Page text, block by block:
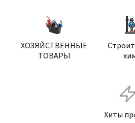
ХОЗЯЙСТВЕННЫЕ
ТОВАРЫ
Хиты